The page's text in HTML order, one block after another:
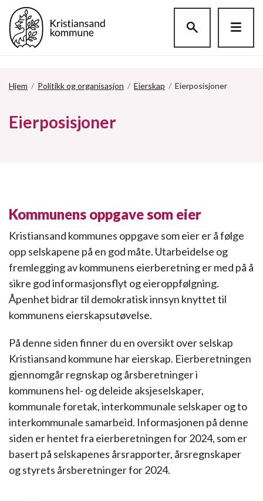
Hjem / Politikk og organisasjon / Eierskap / Eierposisjoner
Eierposisjoner
Kommunens oppgave som eier
Kristiansand kommunes oppgave som eier er å følge
opp selskapene på en god måte. Utarbeidelse og
fremlegging av kommunens eierberetning er med på å
sikre god informasjonsflyt og eieroppfølgning.
Åpenhet bidrar til demokratisk innsyn knyttet til
kommunens eierskapsutøvelse.
På denne siden finner du en oversikt over selskap
Kristiansand kommune har eierskap. Eierberetningen
gjennomgår regnskap og årsberetninger i
kommunens hel- og deleide aksjeselskaper,
kommunale foretak, interkommunale selskaper og to
interkommunale samarbeid. Informasjonen på denne
siden er hentet fra eierberetningen for 2024, som er
basert på selskapenes årsrapporter, årsregnskaper
og styrets årsberetninger for 2024.